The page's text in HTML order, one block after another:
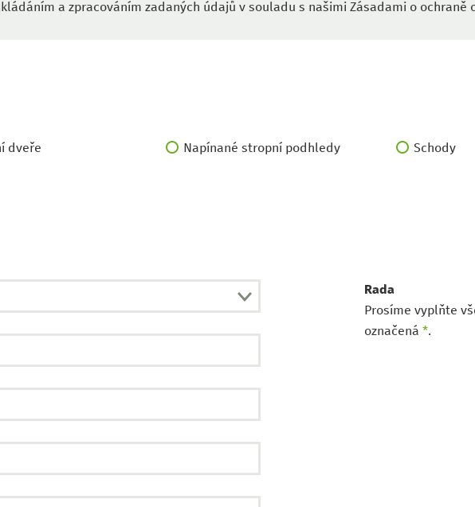
a zpracováním zadaných údajů v souladu s našimi Zásadami o ochraně
dveře Napínané stropní podhledy Schody
Rada
Prosíme vyplňte
označená *.